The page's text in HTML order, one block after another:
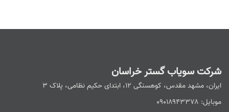
شرکت سویاب گستر خراسان
ایران، مشهد مقدس، کوهسنگی ۱۲، ابتدای حکیم نظامی، پلاک ۳
موبایل: ۰۹۰۱۸۹۴۳۳۷۸